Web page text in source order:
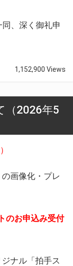
、深く御礼申
1,152,900 Views
（2026年5
画像化・プレ
のお申込み受付
ナル「拍手ス